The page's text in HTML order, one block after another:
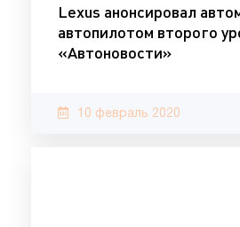
Lexus анонсировал
автопилотом второго
«Автоновости»
10 февраль 2020